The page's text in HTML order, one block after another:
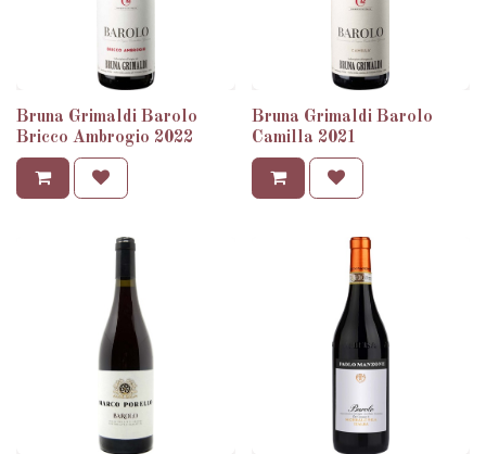
Bruna Grimaldi Barolo
Bricco Ambrogio 2022
Bruna Grimaldi Barolo
Camilla 2021